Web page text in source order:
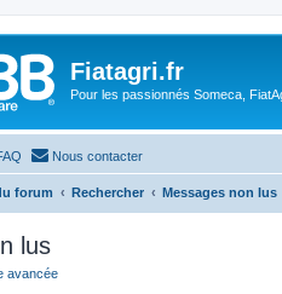
Fiatagri.fr
Pour les passionnés Someca,
Nous contacter
forum Rechercher Messages non lus
lus
avancée